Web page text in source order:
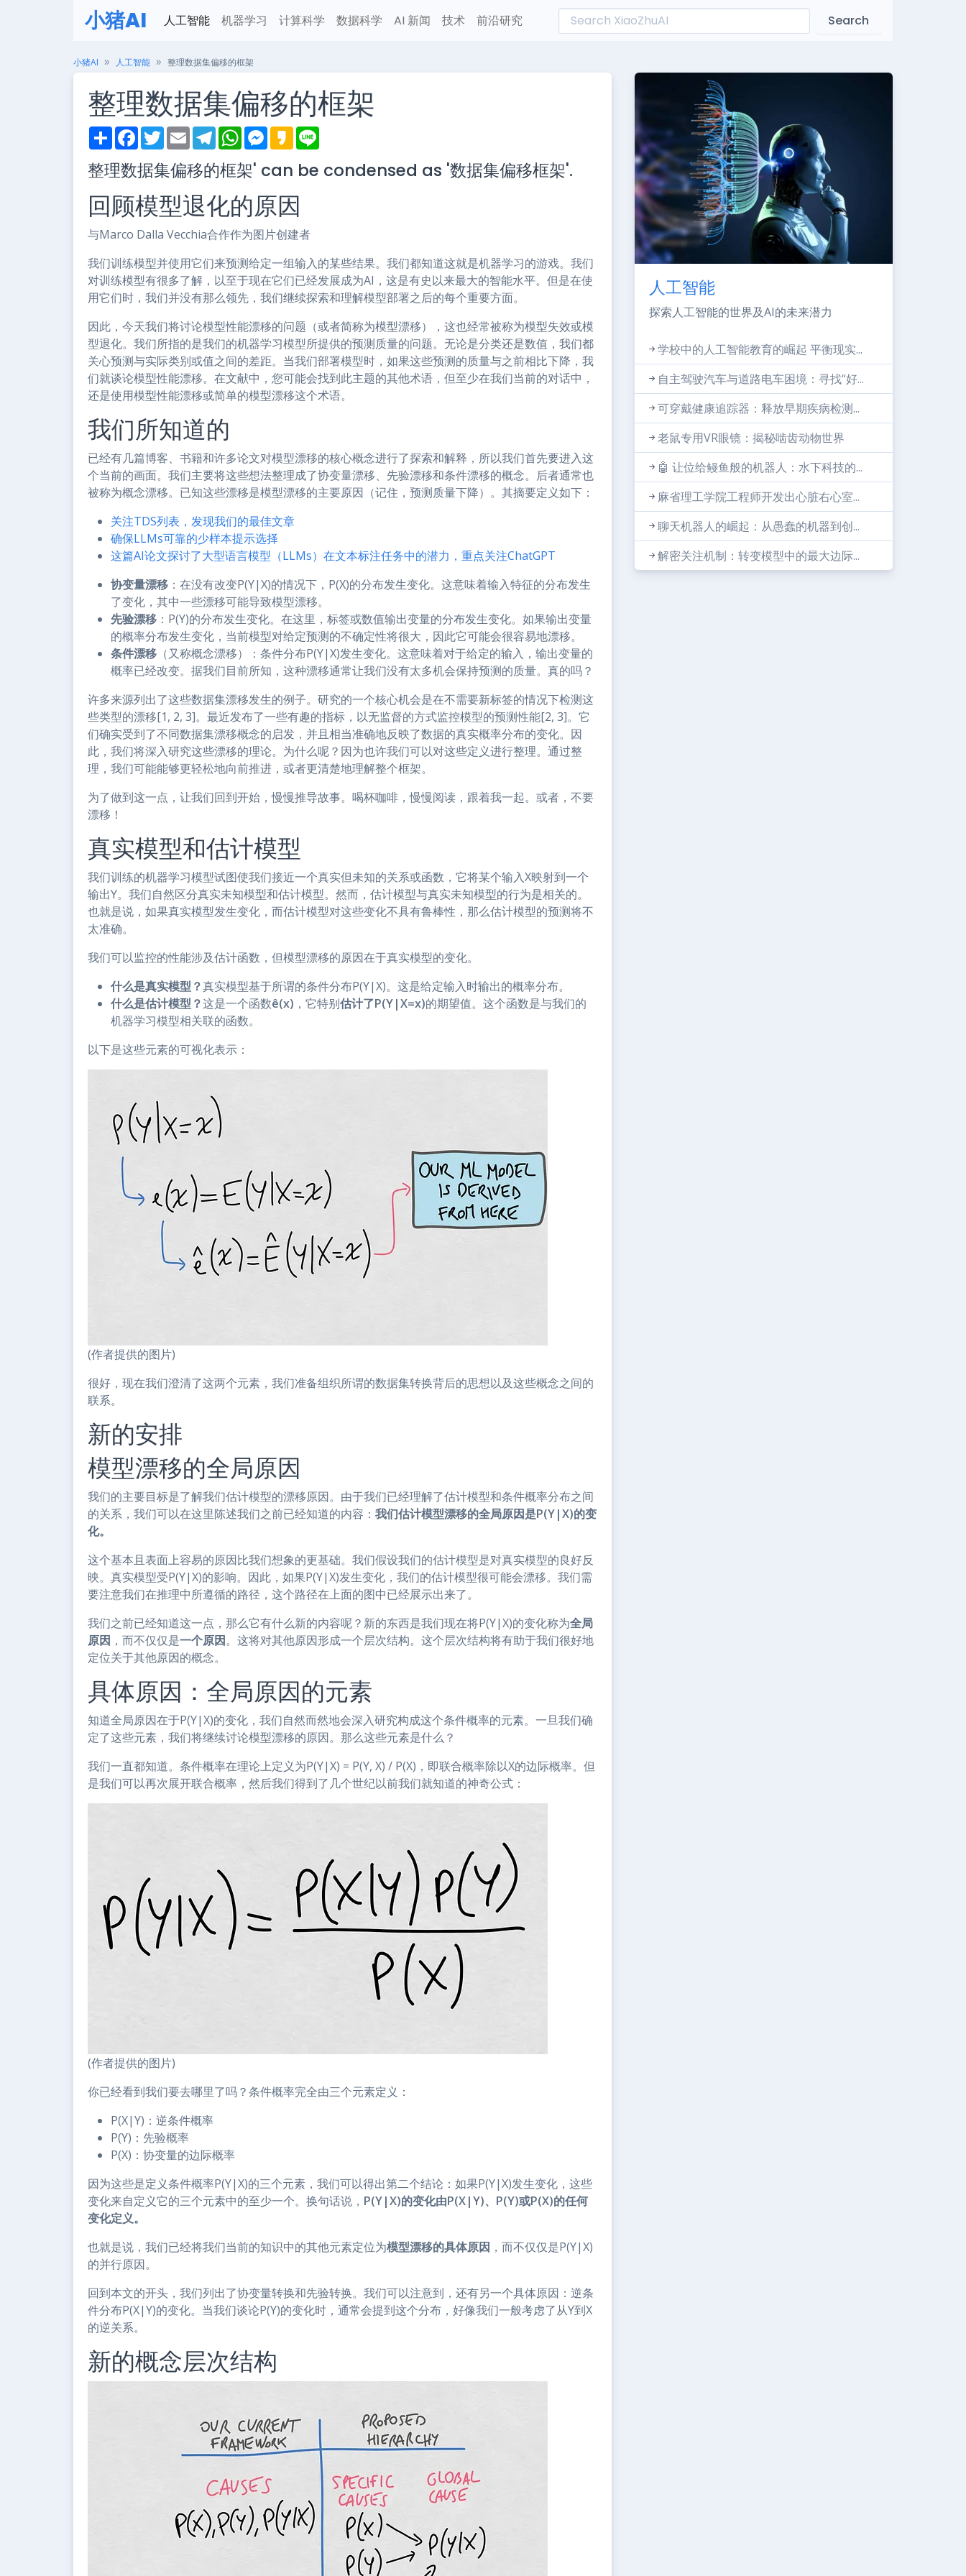
小猪AI 人工智能 机器学习 计算科学 数据科学 AI 新闻 技术 前沿研究 Search
小猪AI 人工智能 整理数据集偏移的框架
整理数据集偏移的框架
S
h
r
e
F
a
e
b
o
k
T
w
t
t
r
E
m
i
l
T
e
e
g
a
m
W
h
t
s
p
p
M
e
s
e
g
e
K
a
a
o
e
整理数据集偏移的框架' can be condensed as '数据集偏移框架'.
回顾模型退化的原因
与Marco Dalla Vecchia合作作为图片创建者
我们训练模型并使用它们来预测给定一组输入的某些结果。我们都知道这就是机器学习的游戏。我们
对训练模型有很多了解，以至于现在它们已经发展成为AI，这是有史以来最大的智能水平。但是在使
用它们时，我们并没有那么领先，我们继续探索和理解模型部署之后的每个重要方面。
因此，今天我们将讨论模型性能漂移的问题（或者简称为模型漂移），这也经常被称为模型失效或模
型退化。我们所指的是我们的机器学习模型所提供的预测质量的问题。无论是分类还是数值，我们都
关心预测与实际类别或值之间的差距。当我们部署模型时，如果这些预测的质量与之前相比下降，我
们就谈论模型性能漂移。在文献中，您可能会找到此主题的其他术语，但至少在我们当前的对话中，
还是使用模型性能漂移或简单的模型漂移这个术语。
我们所知道的
已经有几篇博客、书籍和许多论文对模型漂移的核心概念进行了探索和解释，所以我们首先要进入这
个当前的画面。我们主要将这些想法整理成了协变量漂移、先验漂移和条件漂移的概念。后者通常也
被称为概念漂移。已知这些漂移是模型漂移的主要原因（记住，预测质量下降）。其摘要定义如下：
关注TDS列表，发现我们的最佳文章
确保LLMs可靠的少样本提示选择
这篇AI论文探讨了大型语言模型（LLMs）在文本标注任务中的潜力，重点关注ChatGPT
协变量漂移 ：在没有改变P(Y|X)的情况下，P(X)的分布发生变化。这意味着输入特征的分布发生
了变化，其中一些漂移可能导致模型漂移。
先验漂移 ：P(Y)的分布发生变化。在这里，标签或数值输出变量的分布发生变化。如果输出变量
的概率分布发生变化，当前模型对给定预测的不确定性将很大，因此它可能会很容易地漂移。
条件漂移 （又称概念漂移）：条件分布P(Y|X)发生变化。这意味着对于给定的输入，输出变量的
概率已经改变。据我们目前所知，这种漂移通常让我们没有太多机会保持预测的质量。真的吗？
许多来源列出了这些数据集漂移发生的例子。研究的一个核心机会是在不需要新标签的情况下检测这
些类型的漂移[1, 2, 3]。最近发布了一些有趣的指标，以无监督的方式监控模型的预测性能[2, 3]。它
们确实受到了不同数据集漂移概念的启发，并且相当准确地反映了数据的真实概率分布的变化。因
此，我们将深入研究这些漂移的理论。为什么呢？因为也许我们可以对这些定义进行整理。通过整
理，我们可能能够更轻松地向前推进，或者更清楚地理解整个框架。
为了做到这一点，让我们回到开始，慢慢推导故事。喝杯咖啡，慢慢阅读，跟着我一起。或者，不要
漂移！
真实模型和估计模型
我们训练的机器学习模型试图使我们接近一个真实但未知的关系或函数，它将某个输入X映射到一个
输出Y。我们自然区分真实未知模型和估计模型。然而，估计模型与真实未知模型的行为是相关的。
也就是说，如果真实模型发生变化，而估计模型对这些变化不具有鲁棒性，那么估计模型的预测将不
太准确。
我们可以监控的性能涉及估计函数，但模型漂移的原因在于真实模型的变化。
什么是真实模型？真实模型基于所谓的条件分布P(Y|X)。这是给定输入时输出的概率分布。
什么是估计模型？这是一个函数ê(x) ，它特别估计了P(Y|X=x)的期望值。这个函数是与我们的
机器学习模型相关联的函数。
以下是这些元素的可视化表示：
(作者提供的图片)
很好，现在我们澄清了这两个元素，我们准备组织所谓的数据集转换背后的思想以及这些概念之间的
联系。
新的安排
模型漂移的全局原因
我们的主要目标是了解我们估计模型的漂移原因。由于我们已经理解了估计模型和条件概率分布之间
的关系，我们可以在这里陈述我们之前已经知道的内容： 我们估计模型漂移的全局原因是P(Y|X)的变
化。
这个基本且表面上容易的原因比我们想象的更基础。我们假设我们的估计模型是对真实模型的良好反
映。真实模型受P(Y|X)的影响。因此，如果P(Y|X)发生变化，我们的估计模型很可能会漂移。我们需
要注意我们在推理中所遵循的路径，这个路径在上面的图中已经展示出来了。
我们之前已经知道这一点，那么它有什么新的内容呢？新的东西是我们现在将P(Y|X)的变化称为全局
原因 ，而不仅仅是一个原因。这将对其他原因形成一个层次结构。这个层次结构将有助于我们很好地
定位关于其他原因的概念。
具体原因：全局原因的元素
知道全局原因在于P(Y|X)的变化，我们自然而然地会深入研究构成这个条件概率的元素。一旦我们确
定了这些元素，我们将继续讨论模型漂移的原因。那么这些元素是什么？
我们一直都知道。条件概率在理论上定义为P(Y|X) = P(Y, X) / P(X)，即联合概率除以X的边际概率。但
是我们可以再次展开联合概率，然后我们得到了几个世纪以前我们就知道的神奇公式：
(作者提供的图片)
你已经看到我们要去哪里了吗？条件概率完全由三个元素定义：
P(X|Y)：逆条件概率
P(Y)：先验概率
P(X)：协变量的边际概率
因为这些是定义条件概率P(Y|X)的三个元素，我们可以得出第二个结论：如果P(Y|X)发生变化，这些
变化来自定义它的三个元素中的至少一个。换句话说， P(Y|X)的变化由P(X|Y)、P(Y)或P(X)的任何
变化定义。
也就是说，我们已经将我们当前的知识中的其他元素定位为模型漂移的具体原因 ，而不仅仅是P(Y|X)
的并行原因。
回到本文的开头，我们列出了协变量转换和先验转换。我们可以注意到，还有另一个具体原因：逆条
件分布P(X|Y)的变化。当我们谈论P(Y)的变化时，通常会提到这个分布，好像我们一般考虑了从Y到X
的逆关系。
新的概念层次结构
人工智能
探索人工智能的世界及AI的未来潜力
学校中的人工智能教育的崛起 平衡现实...
自主驾驶汽车与道路电车困境：寻找“好...
可穿戴健康追踪器：释放早期疾病检测...
老鼠专用VR眼镜：揭秘啮齿动物世界
🤖 让位给鳗鱼般的机器人：水下科技的...
麻省理工学院工程师开发出心脏右心室...
聊天机器人的崛起：从愚蠢的机器到创...
解密关注机制：转变模型中的最大边际...